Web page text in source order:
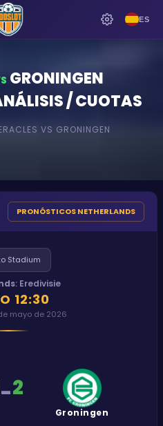
ES
GRONINGEN
/ CUOTAS
VS GRONINGEN
PRONÓSTICOS NETHERLANDS
Stadium
: Eredivisie
12:30
mayo de 2026
-2
Groningen